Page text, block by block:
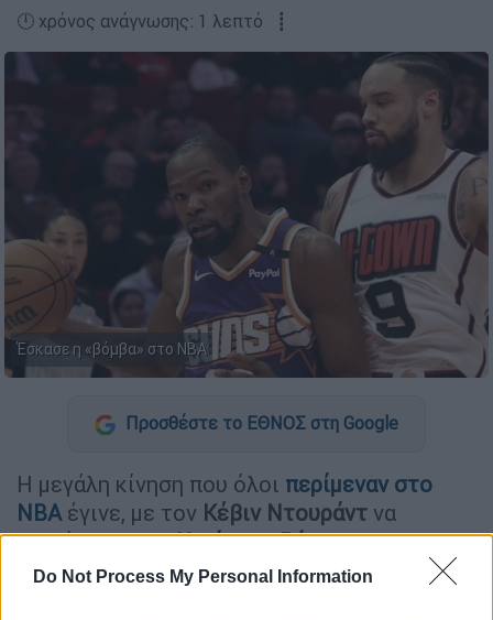
Do Not Process My Personal Information
🕛 χρόνος ανάγνωσης: 1 λεπτό ┋
Έσκασε η «βόμβα» στο NBA
Προσθέστε το ΕΘΝΟΣ στη Google
H μεγάλη κίνηση που όλοι περίμεναν στο
ΝΒΑ έγινε, με τον Κέβιν Ντουράντ να
πηγαίνει στουςΧιούστον Ρόκετςκαι τους
Γκριν,Μπρουκςκαι... σωρεία πικ να